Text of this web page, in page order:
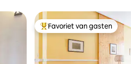
Topfavoriet van gasten
Favoriet van gasten